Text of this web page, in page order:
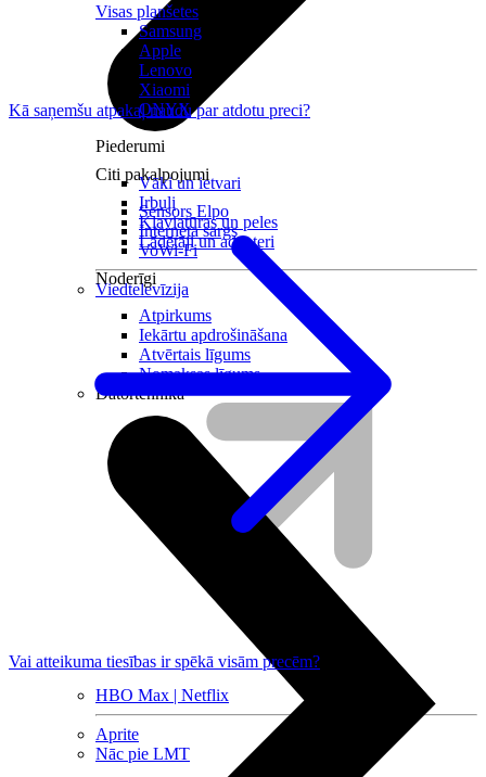
Citi pakalpojumi
Sensors Elpo
Interneta sargs
VoWi-Fi
Viedtelevīzija
HBO Max | Netflix
Aprite
Nāc pie LMT
Visas planšetes
Samsung
Apple
Lenovo
Xiaomi
ONYX
Piederumi
Vāki un ietvari
Irbuļi
Klaviatūras un peles
Lādētāji un adapteri
Noderīgi
Atpirkums
Iekārtu apdrošināšana
Atvērtais līgums
Nomaksas līgums
Datortehnika
Kā saņemšu atpakaļ naudu par atdotu preci?
Vai atteikuma tiesības ir spēkā visām precēm?